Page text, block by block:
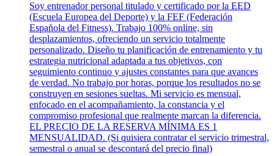
Soy entrenador personal titulado y certificado por la EED
(Escuela Europea del Deporte) y la FEF (Federación
Española del Fitness). Trabajo 100% online, sin
desplazamientos, ofreciendo un servicio totalmente
personalizado. Diseño tu planificación de entrenamiento y tu
estrategia nutricional adaptada a tus objetivos, con
seguimiento continuo y ajustes constantes para que avances
de verdad. No trabajo por horas, porque los resultados no se
construyen en sesiones sueltas. Mi servicio es mensual,
enfocado en el acompañamiento, la constancia y el
compromiso profesional que realmente marcan la diferencia.
EL PRECIO DE LA RESERVA MÍNIMA ES 1
MENSUALIDAD. (Si quisiera contratar el servicio trimestral,
semestral o anual se descontará del precio final)